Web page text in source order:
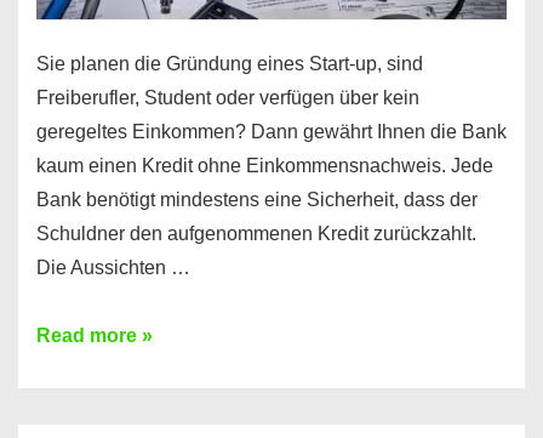
Sie planen die Gründung eines Start-up, sind
Freiberufler, Student oder verfügen über kein
geregeltes Einkommen? Dann gewährt Ihnen die Bank
kaum einen Kredit ohne Einkommensnachweis. Jede
Bank benötigt mindestens eine Sicherheit, dass der
Schuldner den aufgenommenen Kredit zurückzahlt.
Die Aussichten …
Mit
Read more »